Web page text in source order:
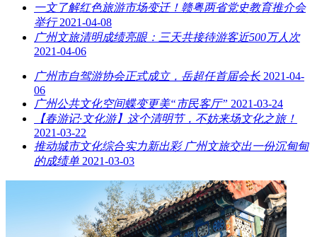
一文了解红色旅游市场变迁！赣粤两省党史教育推介会
举行 2021-04-08
广州文旅清明成绩亮眼：三天共接待游客近500万人次
2021-04-06
广州市自驾游协会正式成立，岳超任首届会长 2021-04-
06
广州公共文化空间蝶变更美“市民客厅” 2021-03-24
【春游记·文化游】这个清明节，不妨来场文化之旅！
2021-03-22
推动城市文化综合实力新出彩 广州文旅交出一份沉甸甸
的成绩单 2021-03-03